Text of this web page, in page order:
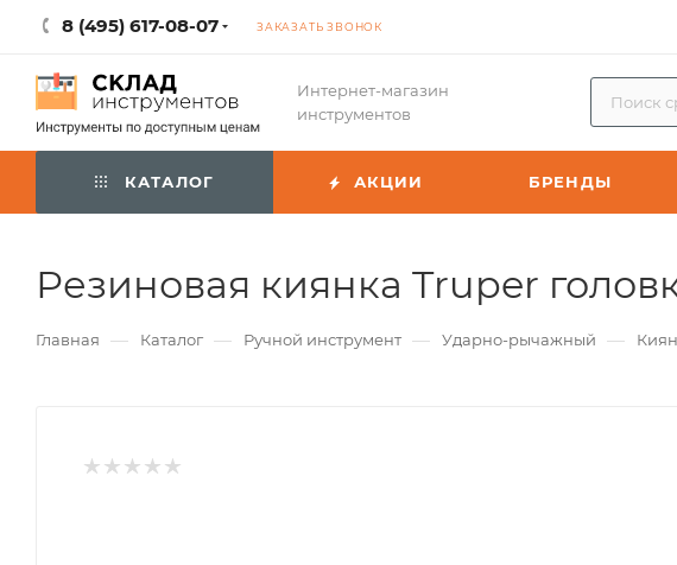
8 (495) 617-08-07 ЗАКАЗАТЬ ЗВОНОК
Интернет-магазин
инструментов
КАТАЛОГ АКЦИИ БРЕНДЫ
Резиновая киянка Truper
Главная — Каталог — Ручной инструмент — Ударно-рычажный —